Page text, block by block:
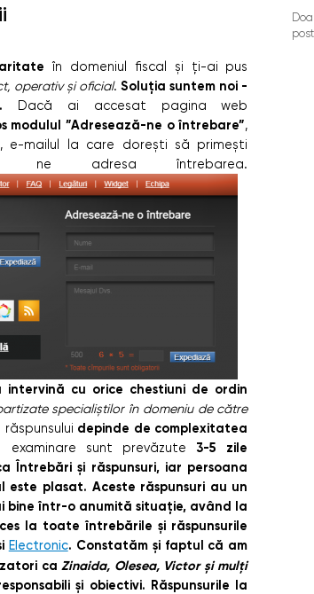
în domeniul fiscal și ţi-ai pus
operativ și oficial. Soluția suntem noi -
Dacă ai accesat pagina web
modulul ”Adresează-ne o întrebare”,
e-mailul la care doreşti să primeşti
adresa întrebarea.
intervină cu orice chestiuni de ordin
specialiștilor în domeniu de către
depinde de complexitatea
sunt prevăzute 3-5 zile
Întrebări şi răspunsuri, iar persoana
plasat. Aceste răspunsuri au un
bine într-o anumită situație, având la
la toate întrebările şi răspunsurile
Electronic. Constatăm şi faptul că am
caZinaida, Olesea, Victor şi mulţi
şi obiectivi. Răspunsurile la